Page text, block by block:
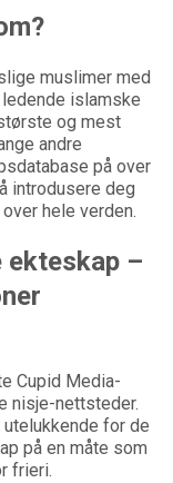
muslimer med
islamske
og mest
andre
på over
introdusere deg
hele verden.
ekteskap –
Cupid Media-
nisje-nettsteder.
for de
på en måte som
frieri.